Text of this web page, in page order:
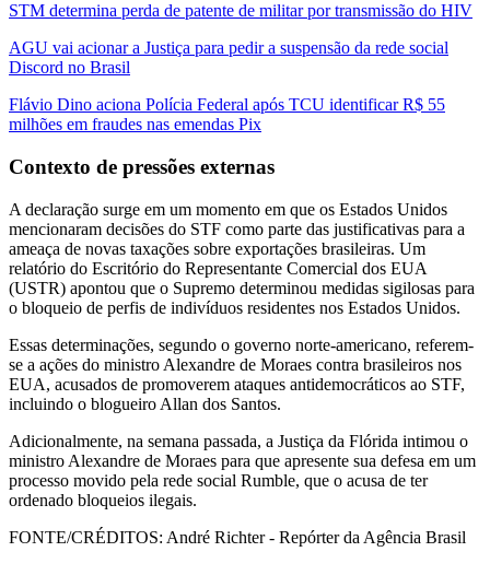
STM determina perda de patente de militar por transmissão do HIV
AGU vai acionar a Justiça para pedir a suspensão da rede social
Discord no Brasil
Flávio Dino aciona Polícia Federal após TCU identificar R$ 55
milhões em fraudes nas emendas Pix
Contexto de pressões externas
A declaração surge em um momento em que os Estados Unidos
mencionaram decisões do STF como parte das justificativas para a
ameaça de novas taxações sobre exportações brasileiras. Um
relatório do Escritório do Representante Comercial dos EUA
(USTR) apontou que o Supremo determinou medidas sigilosas para
o bloqueio de perfis de indivíduos residentes nos Estados Unidos.
Essas determinações, segundo o governo norte-americano, referem-
se a ações do ministro Alexandre de Moraes contra brasileiros nos
EUA, acusados de promoverem ataques antidemocráticos ao STF,
incluindo o blogueiro Allan dos Santos.
Adicionalmente, na semana passada, a Justiça da Flórida intimou o
ministro Alexandre de Moraes para que apresente sua defesa em um
processo movido pela rede social Rumble, que o acusa de ter
ordenado bloqueios ilegais.
FONTE/CRÉDITOS: André Richter - Repórter da Agência Brasil